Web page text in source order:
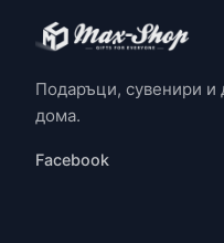
Подаръци, сувенири и
дома.
Facebook